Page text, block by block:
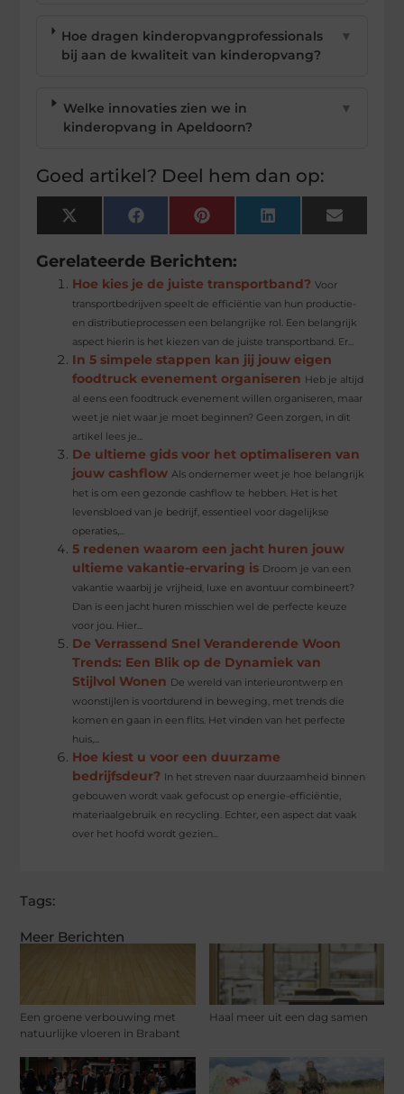
Meer Berichten
Een groene verbouwing met
natuurlijke vloeren in Brabant
Haal meer uit een dag samen
Hoe dragen kinderopvangprofessionals
bij aan de kwaliteit van kinderopvang?
▼
Welke innovaties zien we in
kinderopvang in Apeldoorn?
▼
Goed artikel? Deel hem dan op:
X
(Twitter)
FacebookPinterest LinkedIn Email
Gerelateerde Berichten:
Hoe kies je de juiste transportband? Voor
transportbedrijven speelt de efficiëntie van hun productie-
en distributieprocessen een belangrijke rol. Een belangrijk
aspect hierin is het kiezen van de juiste transportband. Er...
In 5 simpele stappen kan jij jouw eigen
foodtruck evenement organiseren Heb je altijd
al eens een foodtruck evenement willen organiseren, maar
weet je niet waar je moet beginnen? Geen zorgen, in dit
artikel lees je...
De ultieme gids voor het optimaliseren van
jouw cashflow Als ondernemer weet je hoe belangrijk
het is om een gezonde cashflow te hebben. Het is het
levensbloed van je bedrijf, essentieel voor dagelijkse
operaties,...
5 redenen waarom een jacht huren jouw
ultieme vakantie-ervaring is Droom je van een
vakantie waarbij je vrijheid, luxe en avontuur combineert?
Dan is een jacht huren misschien wel de perfecte keuze
voor jou. Hier...
De Verrassend Snel Veranderende Woon
Trends: Een Blik op de Dynamiek van
Stijlvol Wonen De wereld van interieurontwerp en
woonstijlen is voortdurend in beweging, met trends die
komen en gaan in een flits. Het vinden van het perfecte
huis,...
Hoe kiest u voor een duurzame
bedrijfsdeur? In het streven naar duurzaamheid binnen
gebouwen wordt vaak gefocust op energie-efficiëntie,
materiaalgebruik en recycling. Echter, een aspect dat vaak
over het hoofd wordt gezien...
Tags: